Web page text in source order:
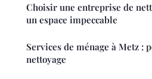
Choisir une entreprise de
un espace impeccable
Services de ménage à Metz :
nettoyage